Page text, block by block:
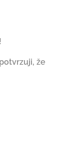
že